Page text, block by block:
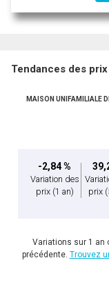
Tendances des
MAISON UNIFAMILIALE
-2,84 %
Variation des
prix (1 an)
prix
Variations sur 1 an
précédente. Trouvez